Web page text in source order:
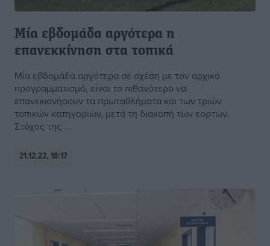
Μία εβδομάδα αργότερα η
επανεκκίνηση στα τοπικά
Μία εβδομάδα αργότερα σε σχέση με τον αρχικό
προγραμματισμό, είναι το πιθανότερο να
επανεκκινήσουν τα πρωταθλήματα και των τριών
τοπικών κατηγοριών, μετά τη διακοπή των εορτών.
Στόχος της ...
21.12.22, 18:17